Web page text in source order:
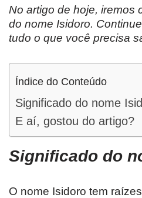
No artigo de hoje, iremos
do nome Isidoro.
tudo o que você precisa
Índice do Conteúdo
Significado do nome
E aí, gostou do artigo?
Significado do
O nome Isidoro tem